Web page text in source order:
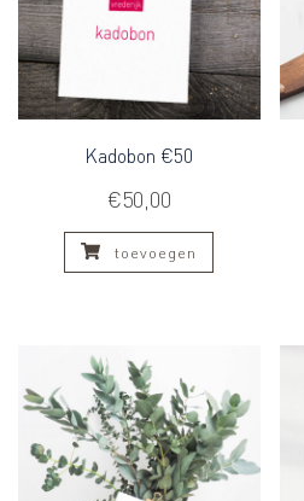
Kadobon €50
€50,00
toevoegen